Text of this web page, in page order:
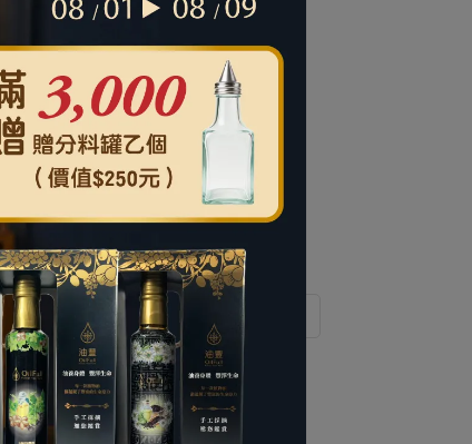
溫馨提醒：商品套組相關資訊可參考商
城單品詳細介紹。
沙棘果油特潤護膚皂團購 12入組
NT$6,955
NT$8,280